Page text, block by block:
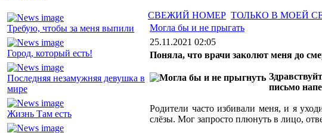
Требую, чтобы за меня выпили
Город, который есть!
Последняя незамужняя девушка в
мире
Жизнь Там есть
СВЕЖИЙ НОМЕР ТОЛЬКО В МОЕЙ
Могла бы и не прыгать
25.11.2021 02:05
Поняла, что врачи заколют меня до
письмо
Родители часто избивали меня, и я
слёзы. Мог запросто плюнуть в лицо,